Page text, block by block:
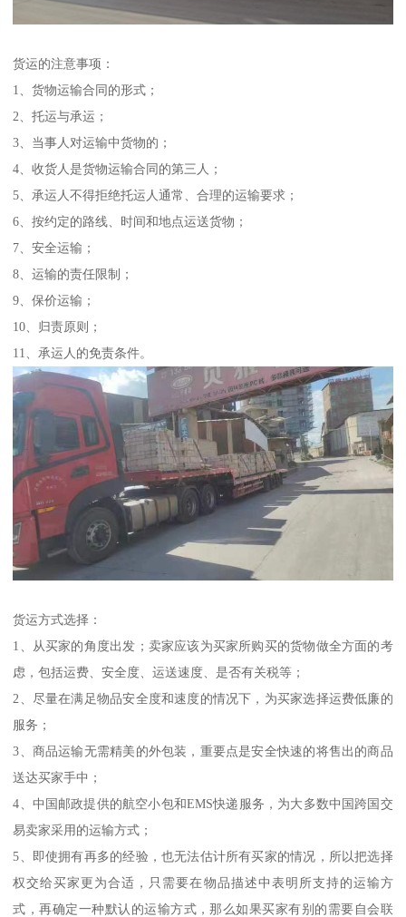
货运的注意事项：
1、货物运输合同的形式；
2、托运与承运；
3、当事人对运输中货物的；
4、收货人是货物运输合同的第三人；
5、承运人不得拒绝托运人通常、合理的运输要求；
6、按约定的路线、时间和地点运送货物；
7、安全运输；
8、运输的责任限制；
9、保价运输；
10、归责原则；
11、承运人的免责条件。
货运方式选择：
1、从买家的角度出发；卖家应该为买家所购买的货物做全方面的考
虑，包括运费、安全度、运送速度、是否有关税等；
2、尽量在满足物品安全度和速度的情况下，为买家选择运费低廉的
服务；
3、商品运输无需精美的外包装，重要点是安全快速的将售出的商品
送达买家手中；
4、中国邮政提供的航空小包和EMS快递服务，为大多数中国跨国交
易卖家采用的运输方式；
5、即使拥有再多的经验，也无法估计所有买家的情况，所以把选择
权交给买家更为合适，只需要在物品描述中表明所支持的运输方
式，再确定一种默认的运输方式，那么如果买家有别的需要自会联